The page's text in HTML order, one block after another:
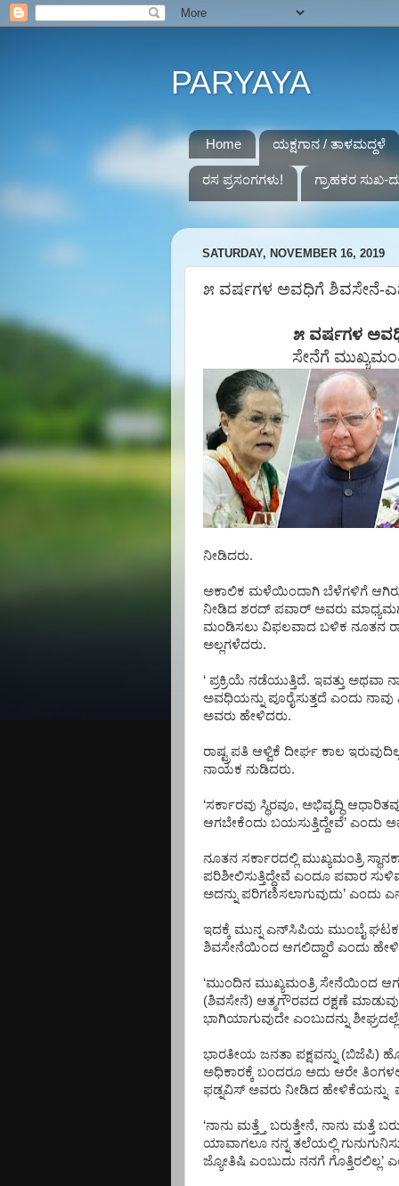
PARYAYA
Home ಯಕ್ಷಗಾನ / ತಾಳಮದ್ದಳೆ
ರಸ ಪ್ರಸಂಗಗಳು! ಗ್ರಾಹಕರ ಸುಖ-
SATURDAY, NOVEMBER 16, 2019
೫ ವರ್ಷಗಳ ಅವಧಿಗೆ ಶಿವಸೇನೆ-
೫ ವರ್ಷಗಳ
ಸೇನೆಗೆ
ನೀಡಿದರು.
ಅಕಾಲಿಕ ಮಳೆಯಿಂದಾಗಿ ಬೆಳೆಗಳಿಗೆ
ನೀಡಿದ ಶರದ್ ಪವಾರ್ ಅವರು
ಮಂಡಿಸಲು ವಿಫಲವಾದ ಬಳಿಕ ನೂತನ
ಅಲ್ಲಗಳೆದರು.
‘ ಪ್ರಕ್ರಿಯೆ ನಡೆಯುತ್ತಿದೆ. ಇವತ್ತು ಅಥವಾ
ಅವಧಿಯನ್ನು ಪೂರೈಸುತ್ತದೆ ಎಂದು ನಾವು
ಅವರು ಹೇಳಿದರು.
ರಾಷ್ಟ್ರಪತಿ ಆಳ್ವಿಕೆ ದೀರ್ಘ ಕಾಲ
ನಾಯಕ ನುಡಿದರು.
‘ಸರ್ಕಾರವು ಸ್ಥಿರವೂ, ಅಭಿವೃದ್ಧಿ
ಆಗಬೇಕೆಂದು ಬಯಸುತ್ತಿದ್ದೇವೆ’ ಎಂದು
ನೂತನ ಸರ್ಕಾರದಲ್ಲಿ ಮುಖ್ಯಮಂತ್ರಿ
ಪರಿಶೀಲಿಸುತ್ತಿದ್ದೇವೆ ಎಂದೂ ಪವಾರ
ಅದನ್ನು ಪರಿಗಣಿಸಲಾಗುವುದು’ ಎಂದು
ಇದಕ್ಕೆ ಮುನ್ನ ಎನ್ಸಿಪಿಯ ಮುಂಬೈ
ಶಿವಸೇನೆಯಿಂದ ಆಗಲಿದ್ದಾರೆ ಎಂದು
‘ಮುಂದಿನ ಮುಖ್ಯಮಂತ್ರಿ ಸೇನೆಯಿಂದ
(ಶಿವಸೇನೆ) ಆತ್ಮಗೌರವದ ರಕ್ಷಣೆ
ಭಾಗಿಯಾಗುವುದೇ ಎಂಬುದನ್ನು
ಭಾರತೀಯ ಜನತಾ ಪಕ್ಷವನ್ನು (ಬಿಜೆಪಿ)
ಅಧಿಕಾರಕ್ಕೆ ಬಂದರೂ ಅದು ಆರೇ
ಫಡ್ನವಿಸ್ ಅವರು ನೀಡಿದ ಹೇಳಿಕೆಯನ್ನು
‘ನಾನು ಮತ್ತ್ತೆ ಬರುತ್ತೇನೆ, ನಾನು ಮತ್ತೆ
ಯಾವಾಗಲೂ ನನ್ನ ತಲೆಯಲ್ಲಿ
ಜ್ಯೋತಿಷಿ ಎಂಬುದು ನನಗೆ ಗೊತ್ತಿರಲಿಲ್ಲ’